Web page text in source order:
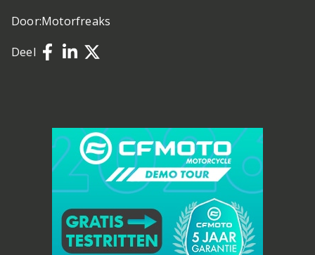
Door:Motorfreaks
Deel